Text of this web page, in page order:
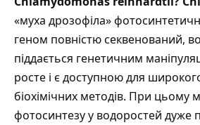
«муха дрозофіла»
геном повністю секвенований,
піддається генетичним
росте і є доступною для
біохімічних методів. При цьому
фотосинтезу у водоростей дуже